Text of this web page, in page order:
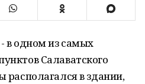
в одном из самых
Салаватского
располагался в здании,